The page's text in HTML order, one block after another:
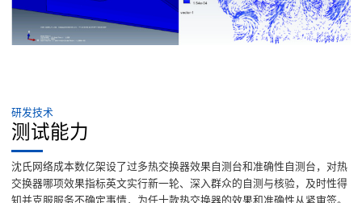
研发技术
测试能力
沈氏网络成本数亿架设了过多热交换器效果自测台和准确性自测台，对热
交换器哪项效果指标英文实行新一轮、深入群众的自测与核验，及时性得
知并克服服务不确定事情，为任十款热交换器的效果和准确性从紧审签。